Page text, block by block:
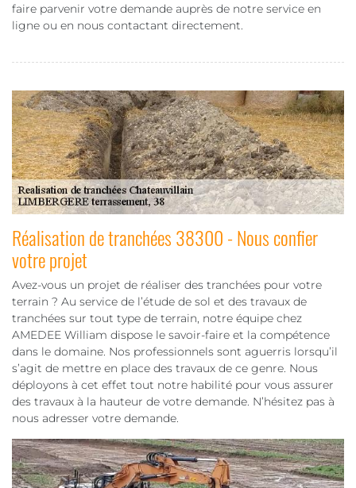
faire parvenir votre demande auprès de notre service en
ligne ou en nous contactant directement.
Réalisation de tranchées 38300 - Nous confier
votre projet
Avez-vous un projet de réaliser des tranchées pour votre
terrain ? Au service de l’étude de sol et des travaux de
tranchées sur tout type de terrain, notre équipe chez
AMEDEE William dispose le savoir-faire et la compétence
dans le domaine. Nos professionnels sont aguerris lorsqu’il
s’agit de mettre en place des travaux de ce genre. Nous
déployons à cet effet tout notre habilité pour vous assurer
des travaux à la hauteur de votre demande. N’hésitez pas à
nous adresser votre demande.